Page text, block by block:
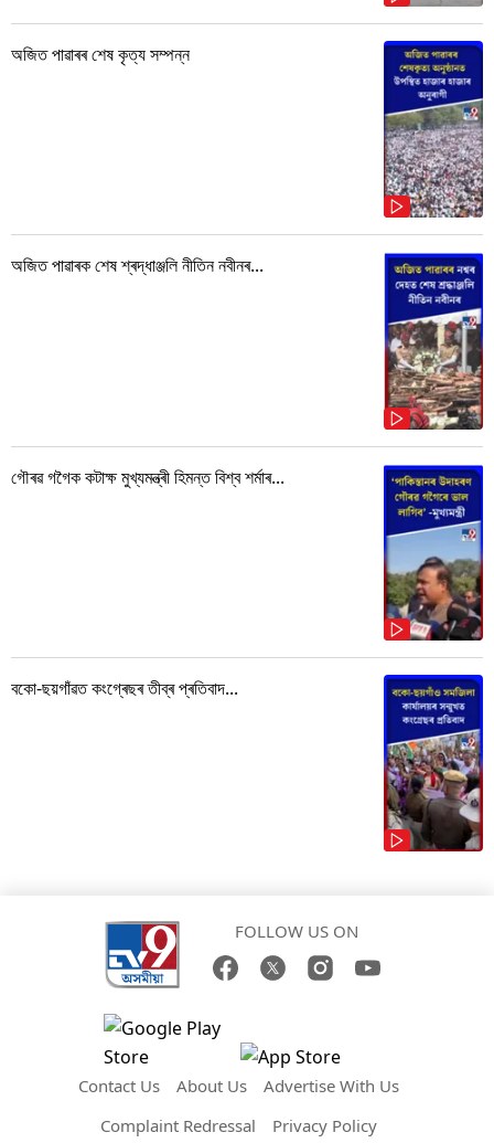
অজিত পাৱাৰৰ শেষ কৃত্য সম্পন্ন
অজিত পাৱাৰক শেষ শ্ৰদ্ধাঞ্জলি নীতিন নবীনৰ...
গৌৰৱ গগৈক কটাক্ষ মুখ্যমন্ত্ৰী হিমন্ত বিশ্ব শৰ্মাৰ...
বকো-ছয়গাঁৱত কংগ্ৰেছৰ তীব্ৰ প্ৰতিবাদ...
FOLLOW US ON
Contact Us About Us
Advertise With Us
Complaint Redressal
Privacy Policy